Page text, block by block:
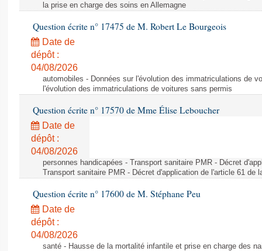
la prise en charge des soins en Allemagne
Question écrite n° 17475 de M. Robert Le Bourgeois
Date de
dépôt :
04/08/2026
automobiles - Données sur l'évolution des immatriculations de
l'évolution des immatriculations de voitures sans permis
Question écrite n° 17570 de Mme Élise Leboucher
Date de
dépôt :
04/08/2026
personnes handicapées - Transport sanitaire PMR - Décret
Transport sanitaire PMR - Décret d'application de l'article 61 de
Question écrite n° 17600 de M. Stéphane Peu
Date de
dépôt :
04/08/2026
santé - Hausse de la mortalité infantile et prise en charge des